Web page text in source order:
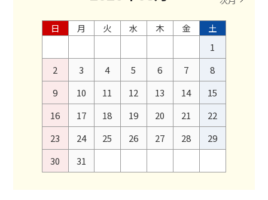
日 月 火 水 木 金
土
1
2
3 4 5 6 7
8
9
10 11 12 13 14
15
16
17 18 19 20 21
22
23
24 25 26 27 28
29
30
31